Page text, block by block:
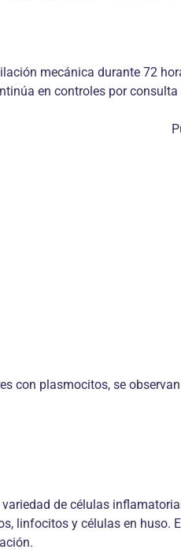
mecánica durante 72
en controles por
con plasmocitos, se
de células
linfocitos y células en